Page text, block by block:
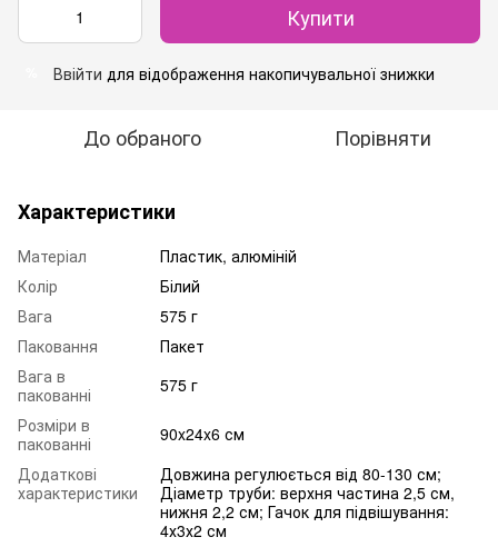
Купити
Ввійти для відображення накопичувальної знижки
До обраного Порівняти
Характеристики
Матеріал
Пластик, алюміній
Колір
Білий
Вага
575 г
Паковання
Пакет
Вага в
пакованні
575 г
Розміри в
пакованні
90x24x6 см
Додаткові
характеристики
Довжина регулюється від 80-130 см;
Діаметр труби: верхня частина 2,5 см,
нижня 2,2 см; Гачок для підвішування:
4х3х2 см